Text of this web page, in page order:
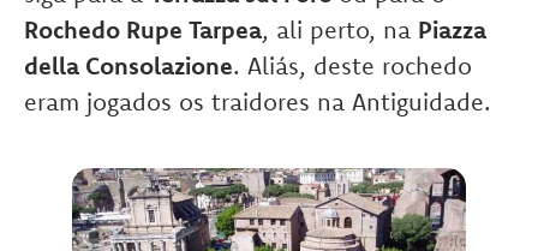
Rochedo Rupe Tarpea, ali perto, na Piazza
della Consolazione. Aliás, deste rochedo
eram jogados os traidores na Antiguidade.